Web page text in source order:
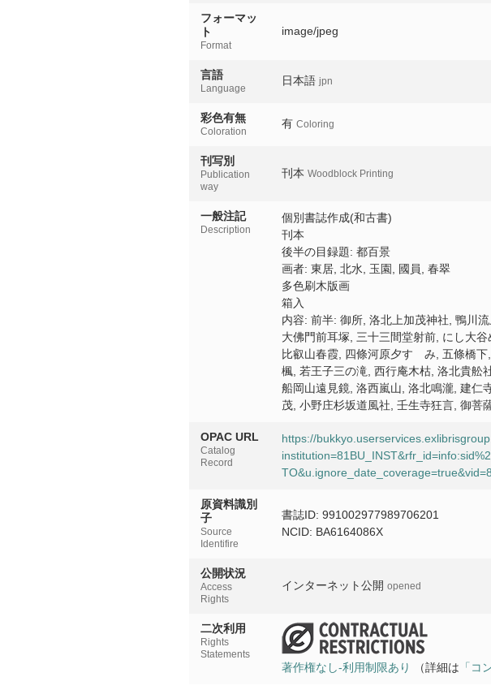
Mibudera kyogen
Yasui kompira
フォーマッ
ト
Format
image/jpeg
言語
Language
日本語 jpn
彩色有無
Coloration
有 Coloring
刊写別
Publication
way
刊本 Woodblock Printing
一般注記
Description
個別書誌作成(和古書)
刊本
後半の目録題: 都百景
画者: 東居, 北水, 玉園, 國員, 春翠
多色刷木版画
箱入
内容: 前半: 御所, 洛北上加茂神社, 鴨川
大佛門前耳塚, 三十三間堂射前, にし大
比叡山春霞, 四條河原夕すゝみ, 五條橋
楓, 若王子三の滝, 西行庵木枯, 洛北貴舩
船岡山遠見鏡, 洛西嵐山, 洛北鳴瀧, 建仁
茂, 小野庄杉坂道風社, 壬生寺狂言, 御菩
OPAC URL
Catalog
Record
https://
原資料識別
子
Source
Identifire
書誌ID: 991002977989706201
NCID: BA6164086X
公開状況
Access
Rights
インターネット公開 opened
二次利用
Rights
Statements
著作権なし-利用制限あり （詳細は 「コ